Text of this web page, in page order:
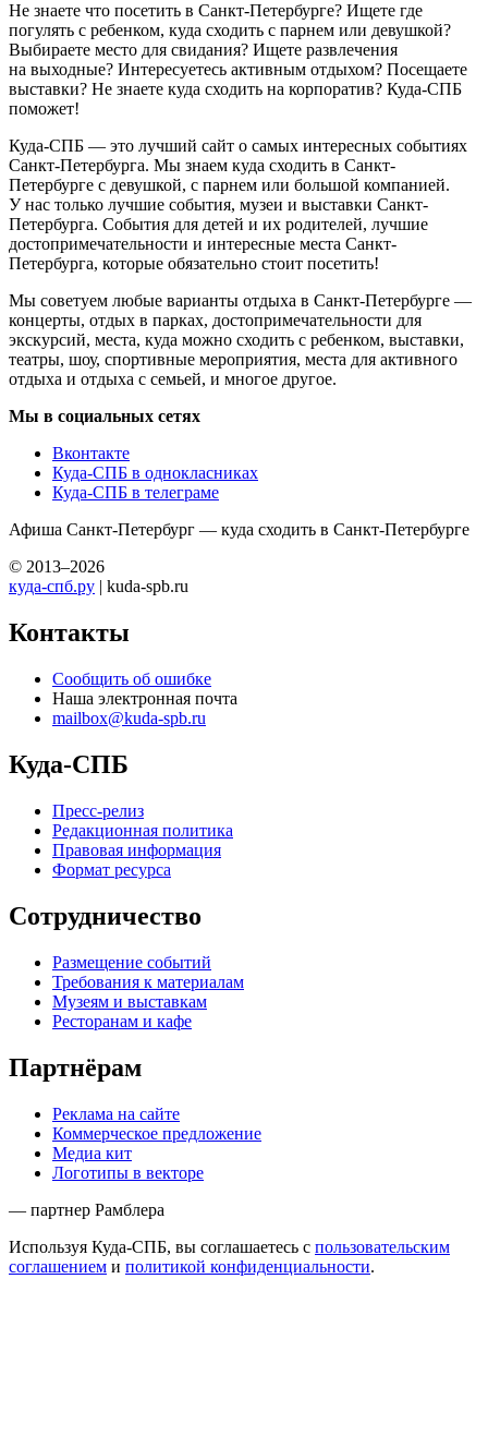
Не знаете что посетить в Санкт-Петербурге? Ищете где
погулять с ребенком, куда сходить с парнем или девушкой?
Выбираете место для свидания? Ищете развлечения
на выходные? Интересуетесь активным отдыхом? Посещаете
выставки? Не знаете куда сходить на корпоратив? Куда-СПБ
поможет!
Куда-СПБ — это лучший сайт о самых интересных событиях
Санкт-Петербурга. Мы знаем куда сходить в Санкт-
Петербурге с девушкой, с парнем или большой компанией.
У нас только лучшие события, музеи и выставки Санкт-
Петербурга. События для детей и их родителей, лучшие
достопримечательности и интересные места Санкт-
Петербурга, которые обязательно стоит посетить!
Мы советуем любые варианты отдыха в Санкт-Петербурге —
концерты, отдых в парках, достопримечательности для
экскурсий, места, куда можно сходить с ребенком, выставки,
театры, шоу, спортивные мероприятия, места для активного
отдыха и отдыха с семьей, и многое другое.
Мы в социальных сетях
Вконтакте
Куда-СПБ в однокласниках
Куда-СПБ в телеграме
Афиша Санкт-Петербург — куда сходить в Санкт-Петербурге
© 2013–2026
куда-спб.ру | kuda-spb.ru
Контакты
Сообщить об ошибке
Наша электронная почта
mailbox@kuda-spb.ru
Куда-СПБ
Пресс-релиз
Редакционная политика
Правовая информация
Формат ресурса
Сотрудничество
Размещение событий
Требования к материалам
Музеям и выставкам
Ресторанам и кафе
Партнёрам
Реклама на сайте
Коммерческое предложение
Медиа кит
Логотипы в векторе
— партнер Рамблера
Используя Куда-СПБ, вы соглашаетесь с пользовательским
соглашением и политикой конфиденциальности.